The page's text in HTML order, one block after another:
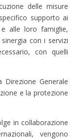
delle misure
supporto ai
alle loro famiglie,
con i servizi
con quelli
Direzione Generale
e la protezione
in collaborazione
vengono